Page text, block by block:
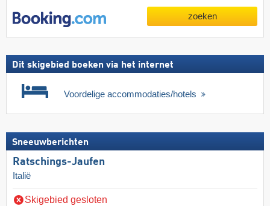
zoeken
Dit skigebied boeken via het internet
Voordelige accommodaties/hotels
Sneeuwberichten
Ratschings-Jaufen
Italië
Skigebied gesloten